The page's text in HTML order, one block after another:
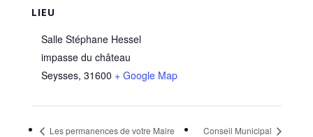
LIEU
Salle Stéphane Hessel
impasse du château
Seysses, 31600 + Google Map
Les permanences de votre Maire Conseil Municipal